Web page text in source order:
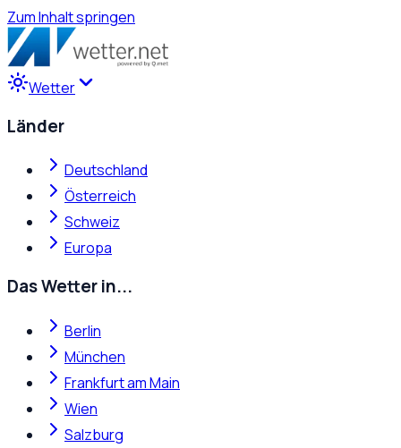
Zum Inhalt springen
Wetter
Länder
Deutschland
Österreich
Schweiz
Europa
Das Wetter in...
Berlin
München
Frankfurt am Main
Wien
Salzburg